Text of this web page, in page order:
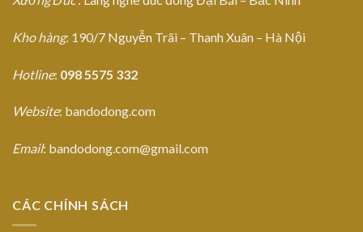
Kho hàng: 190/7 Nguyễn Trãi – Thanh Xuân – Hà Nội
Hotline: 098 5575 332
Website: bandodong.com
Email: bandodong.com@gmail.com
CÁC CHÍNH SÁCH